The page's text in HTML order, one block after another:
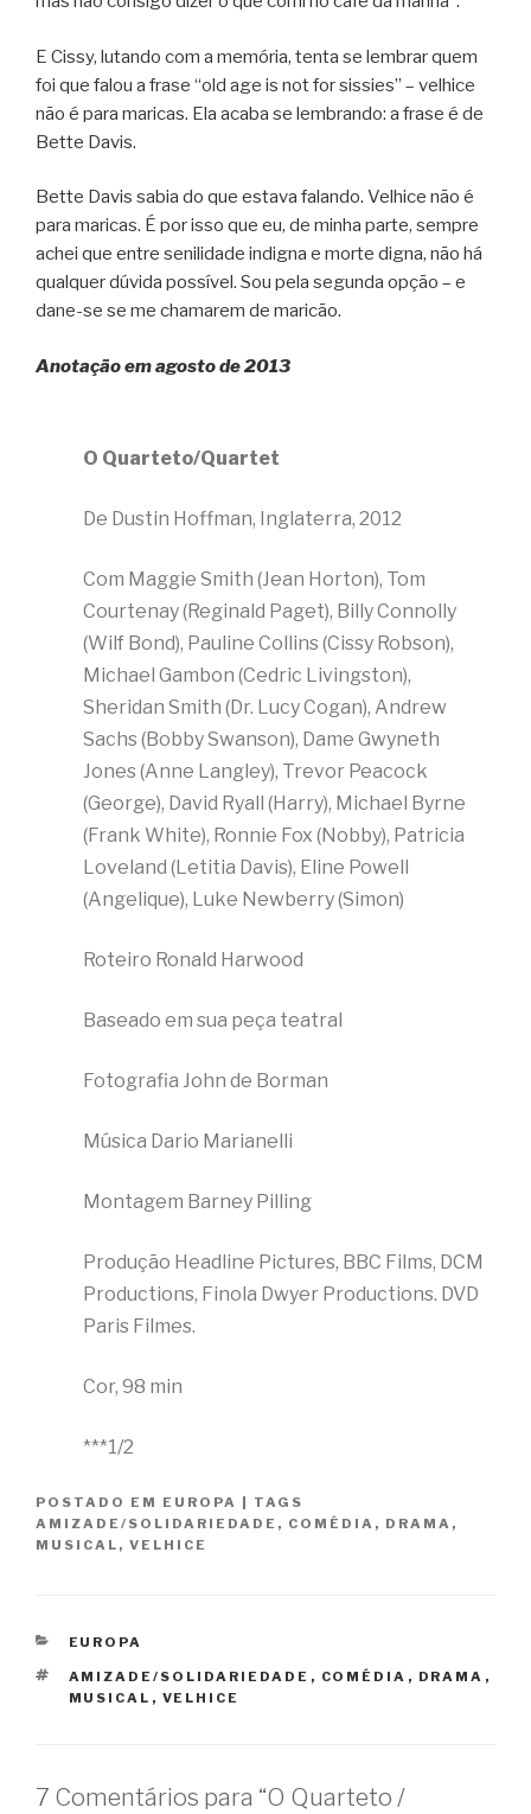
E Cissy, lutando com a memória, tenta se lembrar quem
foi que falou a frase “old age is not for sissies” – velhice
não é para maricas. Ela acaba se lembrando: a frase é de
Bette Davis.
Bette Davis sabia do que estava falando. Velhice não é
para maricas. É por isso que eu, de minha parte, sempre
achei que entre senilidade indigna e morte digna, não há
qualquer dúvida possível. Sou pela segunda opção – e
dane-se se me chamarem de maricão.
Anotação em agosto de 2013
O Quarteto/Quartet
De Dustin Hoffman, Inglaterra, 2012
Com Maggie Smith (Jean Horton), Tom
Courtenay (Reginald Paget), Billy Connolly
(Wilf Bond), Pauline Collins (Cissy Robson),
Michael Gambon (Cedric Livingston),
Sheridan Smith (Dr. Lucy Cogan), Andrew
Sachs (Bobby Swanson), Dame Gwyneth
Jones (Anne Langley), Trevor Peacock
(George), David Ryall (Harry), Michael Byrne
(Frank White), Ronnie Fox (Nobby), Patricia
Loveland (Letitia Davis), Eline Powell
(Angelique), Luke Newberry (Simon)
Roteiro Ronald Harwood
Baseado em sua peça teatral
Fotografia John de Borman
Música Dario Marianelli
Montagem Barney Pilling
Produção Headline Pictures, BBC Films, DCM
Productions, Finola Dwyer Productions. DVD
Paris Filmes.
Cor, 98 min
***1/2
POSTADO EM EUROPA
TAGS
AMIZADE/SOLIDARIEDADE , COMÉDIA , DRAMA ,
MUSICAL , VELHICE
CATEGORIAS
EUROPA
TAGS
AMIZADE/SOLIDARIEDADE , COMÉDIA , DRAMA ,
MUSICAL , VELHICE
7 Comentários para “O Quarteto /